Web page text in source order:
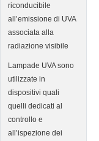
riconducibile
all’emissione di UVA
associata alla
radiazione visibile
Lampade UVA sono
utilizzate in
dispositivi quali
quelli dedicati al
controllo e
all’ispezione dei